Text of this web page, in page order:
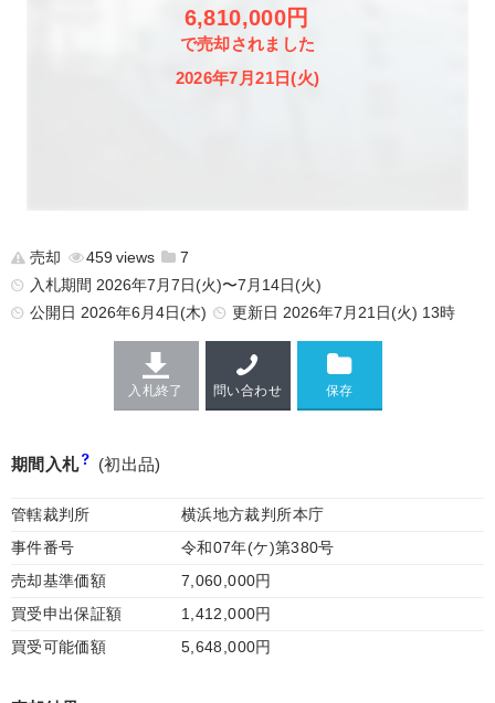
6,810,000円
で売却されました
2026年7月21日(火)
売却 459
7
入札期間 2026年7月7日(火)〜7月14日(火)
公開日 2026年6月4日(木) 更新日 2026年7月21日(火) 13時
入札終了 問い合わせ
期間入札 (初出品)
管轄裁判所
横浜地方裁判所本庁
事件番号
令和07年(ケ)第380号
売却基準価額
7,060,000円
買受申出保証額
1,412,000円
買受可能価額
5,648,000円